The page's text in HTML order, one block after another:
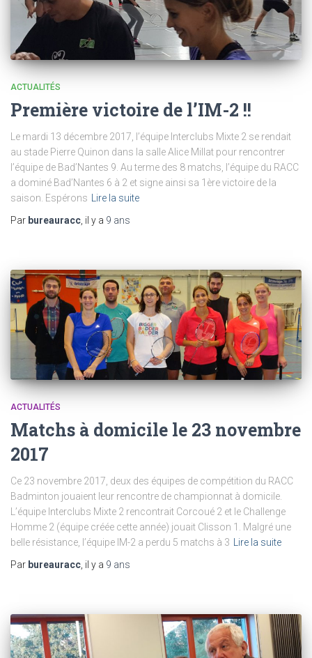
ACTUALITÉS
Première victoire de l’IM-2 !!
Le mardi 13 décembre 2017, l’équipe Interclubs Mixte 2 se rendait
au stade Pierre Quinon dans la salle Alice Millat pour rencontrer
l’équipe de Bad’Nantes 9. Au terme des 8 matchs, l’équipe du RACC
a dominé Bad’Nantes 6 à 2 et signe ainsi sa 1ère victoire de la
saison. Espérons Lire la suite
Par bureauracc, il y a 9 ans
ACTUALITÉS
Matchs à domicile le 23 novembre
2017
Ce 23 novembre 2017, deux des équipes de compétition du RACC
Badminton jouaient leur rencontre de championnat à domicile.
L’équipe Interclubs Mixte 2 rencontrait Corcoué 2 et le Challenge
Homme 2 (équipe créée cette année) jouait Clisson 1. Malgré une
belle résistance, l’équipe IM-2 a perdu 5 matchs à 3
Lire la suite
Par bureauracc , il y a 9 ans